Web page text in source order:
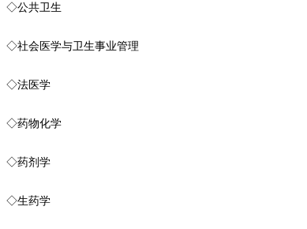
◇公共卫生
◇社会医学与卫生事业管理
◇法医学
◇药物化学
◇药剂学
◇生药学